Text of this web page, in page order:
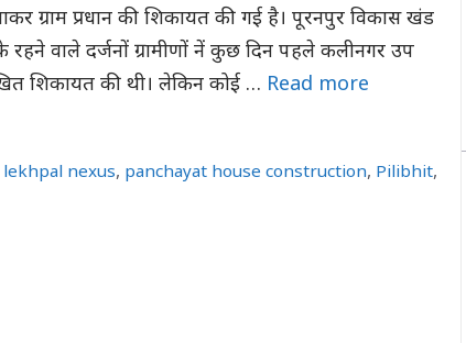
ग्राम प्रधान की शिकायत की गई है। पूरनपुर विकास खंड
रहने वाले दर्जनों ग्रामीणों नें कुछ दिन पहले कलीनगर उप
शिकायत की थी। लेकिन कोई … Read more
lekhpal nexus, panchayat house construction, Pilibhit,